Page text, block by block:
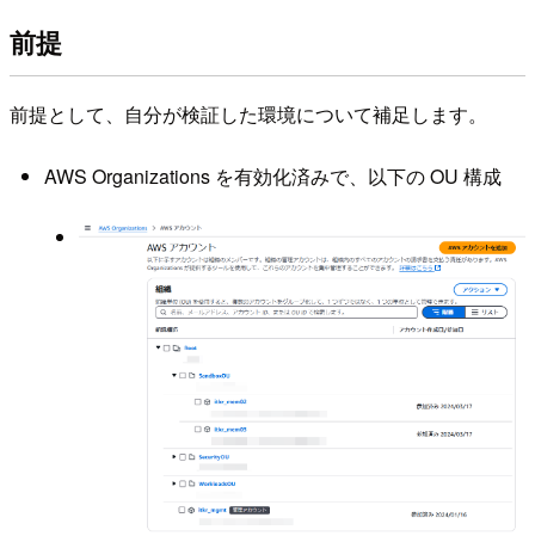
前提
前提として、自分が検証した環境について補足します。
AWS Organizations を有効化済みで、以下の OU 構成